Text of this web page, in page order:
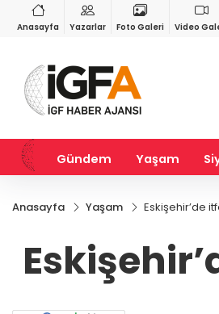
Anasayfa Yazarlar Foto Galeri Video
%-0,22
0,0018%0,23
Gündem Yaşam
Anasayfa Yaşam Eskişehir’de